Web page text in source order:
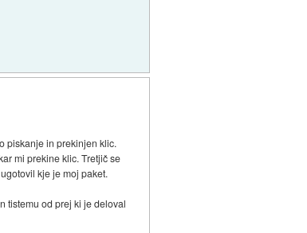
piskanje in prekinjen klic.
mi prekine klic. Tretjič se
kje je moj paket.
tistemu od prej ki je deloval